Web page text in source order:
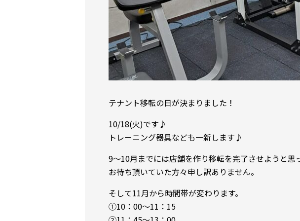
テナント移転の日が決まりました！
10/18(火)です♪
トレーニング器具なども一新します♪
9～10月までには店舗を作り移転を完了させようと思
お待ち頂いていた方々申し訳ありません。
そして11月から時間帯が変わります。
①10：00～11：15